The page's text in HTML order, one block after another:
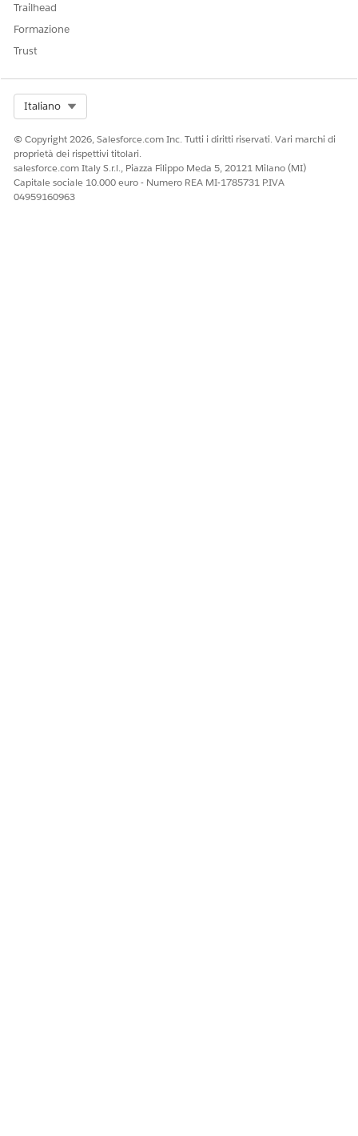
Trailhead
Formazione
Trust
Italiano
© Copyright 2026, Salesforce.com Inc. Tutti i diritti riservati. Vari marchi di
proprietà dei rispettivi titolari.
salesforce.com Italy S.r.l., Piazza Filippo Meda 5, 20121 Milano (MI)
Capitale sociale 10.000 euro - Numero REA MI-1785731 P.IVA
04959160963